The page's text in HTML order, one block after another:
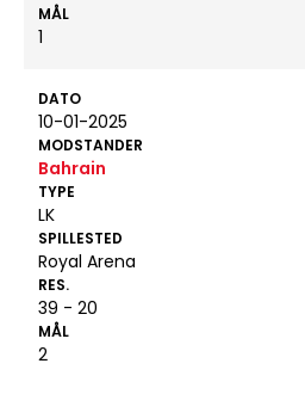
MÅL
1
DATO
10-01-2025
MODSTANDER
Bahrain
TYPE
LK
SPILLESTED
Royal Arena
RES.
39 - 20
MÅL
2